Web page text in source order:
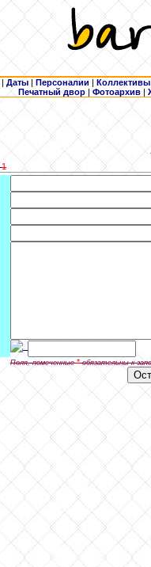
| Даты | Персоналии | Коллективы
Печатный двор |Фотоархив |
1
Поля, помеченные*обязательны к